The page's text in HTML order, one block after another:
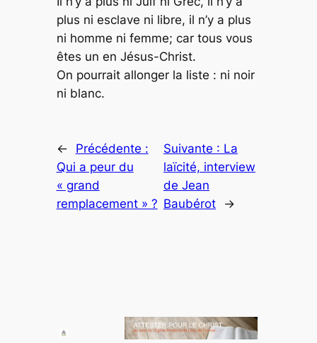
plus ni esclave ni libre, il n’y a plus
ni homme ni femme; car tous vous
êtes un en Jésus-Christ.
On pourrait allonger la liste : ni noir
ni blanc.
←
Précédente :
Qui a peur du
« grand
remplacement » ?
Suivante : La
laïcité, interview
de Jean
Baubérot
→